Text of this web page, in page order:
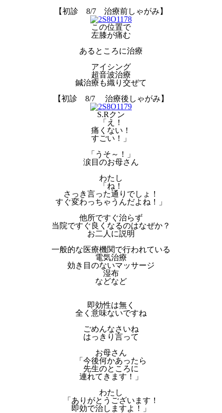
【初診 8/7 治療前しゃがみ】
この位置で
左膝が痛む
あるところに治療
アイシング
超音波治療
鍼治療も織り交ぜて
【初診 8/7 治療後しゃがみ】
S.Rクン
「え！
痛くない！
すごい！」
「うそ～！」
涙目のお母さん
わたし
「ね！
さっき言った通りでしょ！
すぐ変わっちゃうんだよね！」
他所ですぐ治らず
当院ですぐ良くなるのはなぜか？
お二人に説明
一般的な医療機関で行われている
電気治療
効き目のないマッサージ
湿布
などなど
即効性は無く
全く意味ないですね
ごめんなさいね
はっきり言って
お母さん
「今後何かあったら
先生のところに
連れてきます！」
わたし
「ありがとうございます！
即効で治しますよ！」